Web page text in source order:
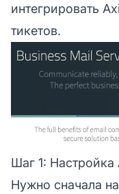
интегрировать
тикетов.
Шаг 1: Настройка
Нужно сначала